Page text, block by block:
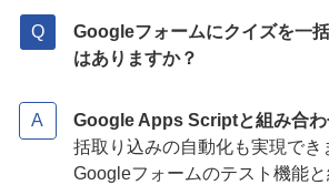
Googleフォームにクイズを一
はありますか？
Google Apps Scriptと組み合わ
括取り込みの自動化も実現でき
Googleフォームのテスト機能